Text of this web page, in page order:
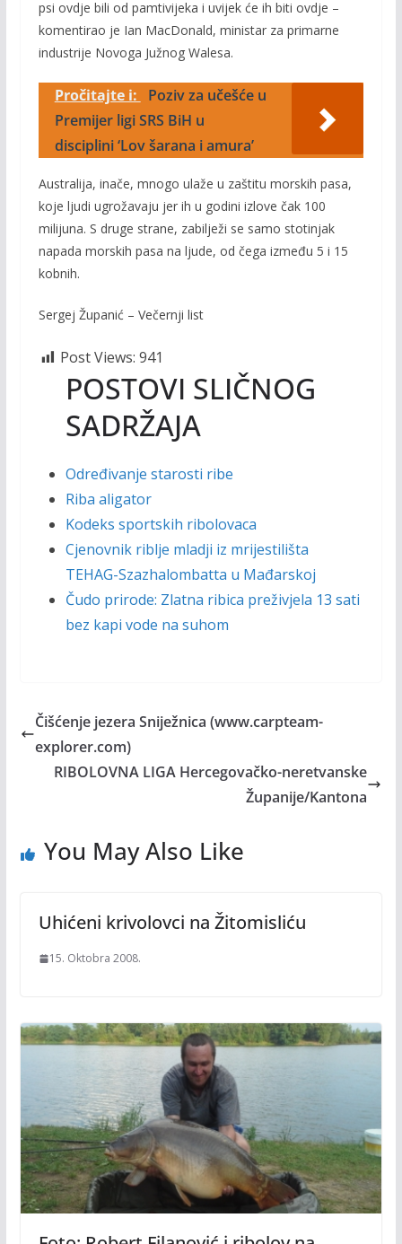
psi ovdje bili od pamtivijeka i uvijek će ih biti ovdje –
komentirao je Ian MacDonald, ministar za primarne
industrije Novoga Južnog Walesa.
Pročitajte i:
Poziv za učešće u
Premijer ligi SRS BiH u
disciplini ‘Lov šarana i amura’
Australija, inače, mnogo ulaže u zaštitu morskih pasa,
koje ljudi ugrožavaju jer ih u godini izlove čak 100
milijuna. S druge strane, zabilježi se samo stotinjak
napada morskih pasa na ljude, od čega između 5 i 15
kobnih.
Sergej Županić – Večernji list
Post Views: 941
POSTOVI SLIČNOG
SADRŽAJA
Određivanje starosti ribe
Riba aligator
Kodeks sportskih ribolovaca
Cjenovnik riblje mladji iz mrijestilišta
TEHAG-Szazhalombatta u Mađarskoj
Čudo prirode: Zlatna ribica preživjela 13 sati
bez kapi vode na suhom
Čišćenje jezera Sniježnica (www.carpteam-
explorer.com)
RIBOLOVNA LIGA Hercegovačko-neretvanske
Županije/Kantona
You May Also Like
Uhićeni krivolovci na Žitomisliću
15. Oktobra 2008.